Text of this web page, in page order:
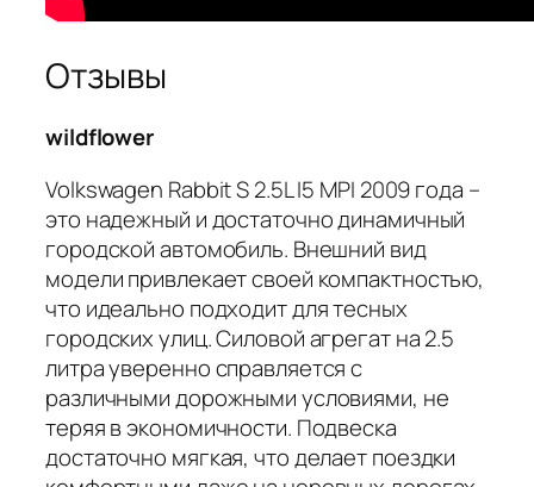
Отзывы
wildflower
Volkswagen Rabbit S 2.5L I5 MPI 2009 года –
это надежный и достаточно динамичный
городской автомобиль. Внешний вид
модели привлекает своей компактностью,
что идеально подходит для тесных
городских улиц. Силовой агрегат на 2.5
литра уверенно справляется с
различными дорожными условиями, не
теряя в экономичности. Подвеска
достаточно мягкая, что делает поездки